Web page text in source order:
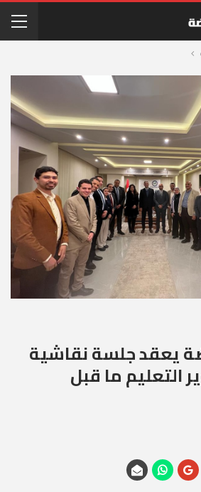
يعقد جلسة نقاشية
التعليم ما قبل